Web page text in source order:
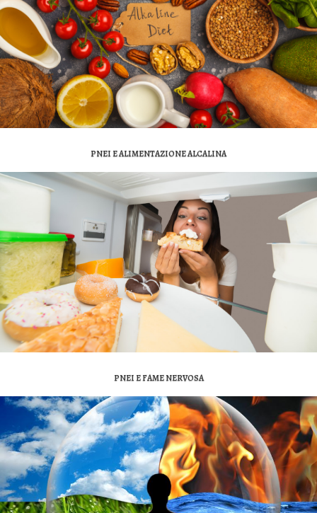
PNEI E ALIMENTAZIONE ALCALINA
PNEI E FAME NERVOSA